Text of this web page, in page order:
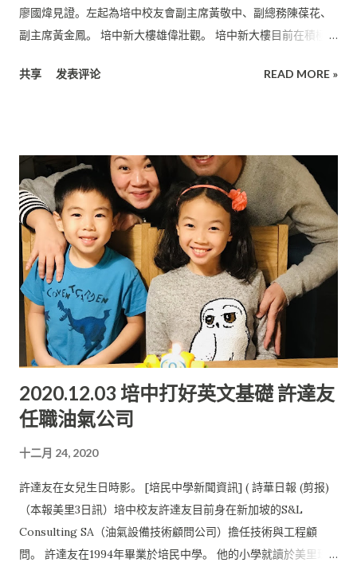
工作檔期為在鑽油台上當值28天并回國休假28天。 除了在這份具
挑戰性的工作上吸取寶貴經驗之余， 許達順也十分享受与來自世
外向好動的許達順， 在培中的求學生涯都十分積极參与課外活
綿力， 幫助學校籌募更多的辦學經費。在新春舞獅籌款活動中，
他也有机會更深...
廖國煒見證。左起為培中校友會副主席黃敬中、副總務陳葆花、
副主席黃金鳳。 培中新大樓雄偉壯觀。 培中新大樓目前在積極進
報 (剪报) （本報美里6日訊）培民中學校友會本著回饋母校的精
康平說，該校新大樓建費仍不敷數百万， 該會借此拋磚引玉，希
望關心華教的團體、 公司或個人等一如既往踊躍捐款予培中，讓
大樓早日落成， 莘莘學子能夠在舒适的環境下學習。 他說，該會
資助培中顯示校友不忘母校、愛護母校的精神。 該會每年還頒發
會員子女學优獎勵金和書本補貼金， 以另一种形式回饋母校，以
示感謝母校六年培育之情， 體現華教飲水思源之心。 他稱，培中
新大樓基本結构已建成，目前正進行內部裝修， 希望明年新學年
便可以啟用。 培中新大樓在2018年施工，耗資1700万令吉。 新
樓建筑主要分成兩棟，即行政与教學樓，而且建有通道互相連
接， 總建筑面積約8万平方尺，外觀雄偉，設計新穎。主樓包括
接待廳、 教師与行政人員辦公室、大講堂、校史室、實驗室、會
議室； 另一棟則是傳統圖書館、電子圖書館、課室、綜合活動場
給培中， 由董事長許為隆（右4）接收。右起為董事財政吳啟
平、 副董事長陳則胜、校長廖國煒見證。 左起為培中校友會副主
席黃敬中、副總務陳葆花、副主席黃金鳳。
共享 发表评论 READ MORE »
2020.12.03 培中打好英文基礎 許達友
任職油氣公司
十二月 24, 2020
許達友在女兒生日時影。 [培民中學新聞資訊] ( 詩華日報 (剪报)
（本報美里3日訊）培中校友許達友目前身在新加坡的S&L
Consulting SA（油氣設備技術顧問公司）擔任技術與工程顧
問。 許達友在1994年畢業於培民中學。 他的小學就讀於美里珠